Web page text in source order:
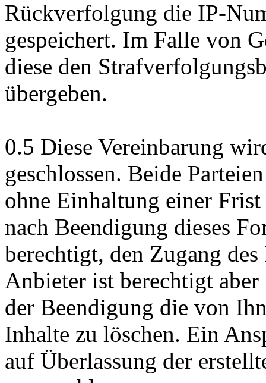
Rückverfolgung die IP-
gespeichert. Im Falle von
diese den
übergeben.
0.5 Diese Vereinbarung
geschlossen. Beide
ohne Einhaltung einer
nach Beendigung dieses
berechtigt, den Zugang
Anbieter ist berechtigt
der Beendigung die von
Inhalte zu löschen. Ein
auf Überlassung der